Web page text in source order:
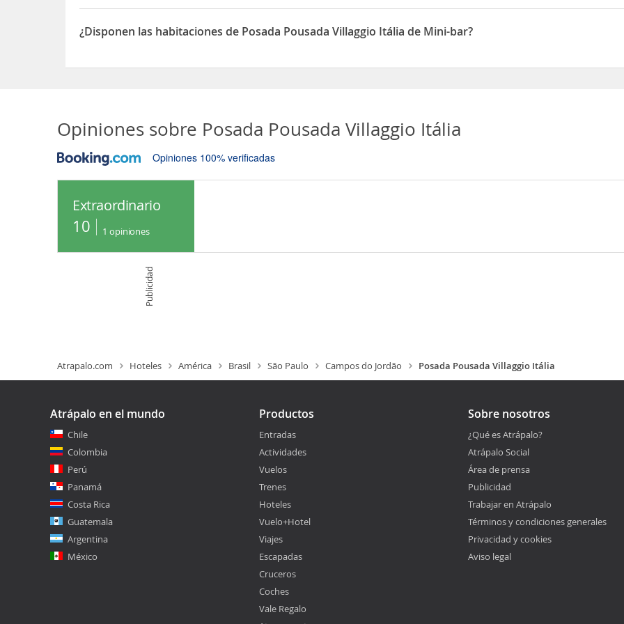
Sí, el Posada Pousada Villaggio Itália dispone de 24 horas recepción
¿Disponen las habitaciones de Posada Pousada Villaggio Itália de Mini-bar?
Opiniones sobre Posada Pousada Villaggio Itália
Opiniones 100% verificadas
Extraordinario
10 1 opiniones
Publicidad
Atrapalo.com Hoteles América Brasil São Paulo Campos do Jordão Posada Pousada Villaggio Itália
Atrápalo en el mundo
Chile
Colombia
Perú
Panamá
Costa Rica
Guatemala
Argentina
México
Productos
Entradas
Actividades
Vuelos
Trenes
Hoteles
Vuelo+Hotel
Viajes
Escapadas
Cruceros
Coches
Vale Regalo
Sobre nosotros
¿Qué es Atrápalo?
Atrápalo Social
Área de prensa
Publicidad
Trabajar en Atrápalo
Términos y condiciones generales
Privacidad y cookies
Aviso legal